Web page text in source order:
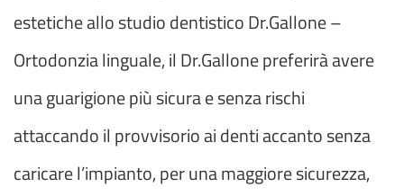
estetiche allo studio dentistico Dr.Gallone –
Ortodonzia linguale, il Dr.Gallone preferirà avere
una guarigione più sicura e senza rischi
attaccando il provvisorio ai denti accanto senza
caricare l’impianto, per una maggiore sicurezza,